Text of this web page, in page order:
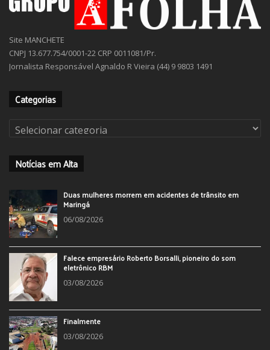
Site MANCHETE
CNPJ 13.677.754/0001-22 CRP 0011081/Pr.
Jornalista Responsável Agnaldo R Vieira (44) 9 9803 1491
Categorias
Categorias
Notícias em Alta
Duas mulheres morrem em acidentes de trânsito em
Maringá
06/08/2026
Falece empresário Roberto Borsalli, pioneiro do som
eletrônico RBM
03/08/2026
Finalmente
03/08/2026